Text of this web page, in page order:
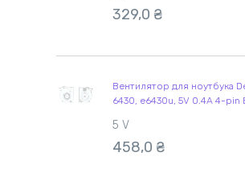
329,0 ₴
Вентилятор для ноутбука
6430, e6430u, 5V 0.4A 4-pin
5 V
458,0 ₴